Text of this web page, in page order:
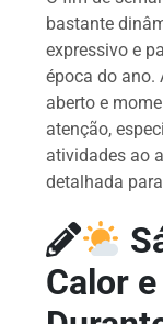
at
s
A
p
p
c
e
b
o
o
k
bastante
expressivo e
época do ano.
aberto e
atenção,
atividades ao
detalhada
Calor